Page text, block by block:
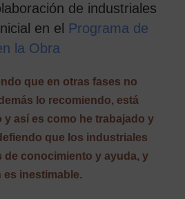
de industriales
en el Programa de
la Obra
que en otras fases no
lo recomiendo, está
y así es como he trabajado y
que los industriales
de conocimiento y ayuda, y
inestimable.